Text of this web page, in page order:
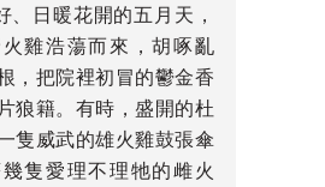
日暖花開的五月天，
雞浩蕩而來，胡啄亂
，把院裡初冒的鬱金香
狼籍。有時，盛開的杜
隻威武的雄火雞鼓張傘
隻愛理不理牠的雌火